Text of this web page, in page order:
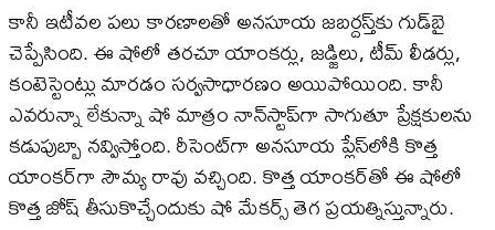
కానీ ఇటీవల పలు కారణాలతో అనసూయ జబర్దస్త్‌కు గుడ్‌బై
చెప్పేసింది. ఈ షోలో తరచూ యాంకర్లు, జడ్జిలు, టీమ్ లీడర్లు,
కంటెస్టెంట్లు మారడం సర్వసాధారణం అయిపోయింది. కానీ
ఎవరున్నా లేకున్నా షో మాత్రం నాన్‌స్టాప్‌గా సాగుతూ ప్రేక్షకులను
కడుపుబ్బా నవ్విస్తోంది. రీసెంట్‌గా అనసూయ ప్లేస్‌లోకి కొత్త
యాంకర్‌గా సౌమ్య రావు వచ్చింది. కొత్త యాంకర్‌తో ఈ షోలో
కొత్త జోష్ తీసుకొచ్చేందుకు షో మేకర్స్ తెగ ప్రయత్నిస్తున్నారు.